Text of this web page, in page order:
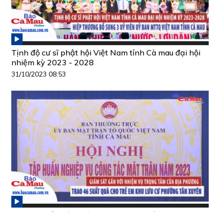
Tịnh độ cư sĩ phật hội Việt Nam tỉnh Cà mau đại hội
nhiệm kỳ 2023 - 2028
31/10/2023 08:53